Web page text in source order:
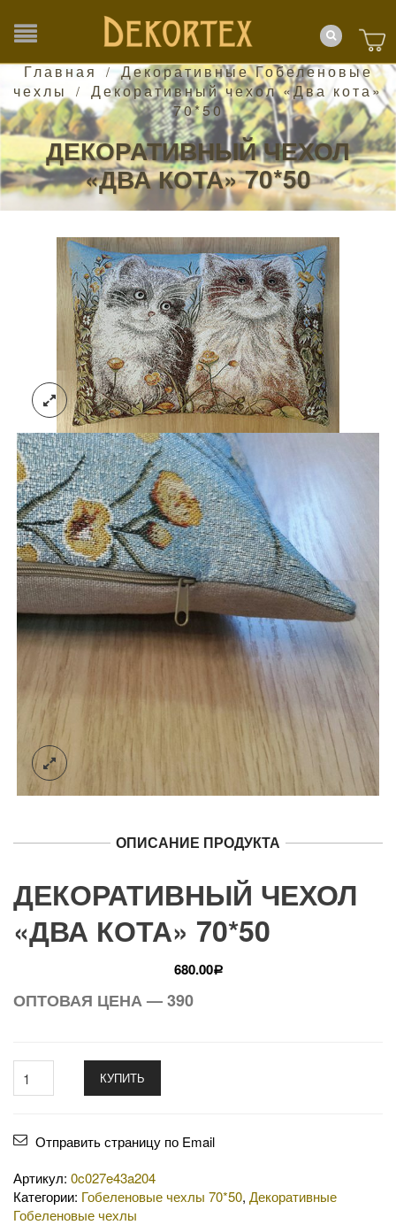
Главная /
Декоративные Гобеленовые
чехлы
/
Декоративный чехол «Два кота»
70*50
ДЕКОРАТИВНЫЙ ЧЕХОЛ
«ДВА КОТА» 70*50
ОПИСАНИЕ ПРОДУКТА
ДЕКОРАТИВНЫЙ ЧЕХОЛ
«ДВА КОТА» 70*50
680.00Р
ОПТОВАЯ ЦЕНА — 390
КУПИТЬ
Отправить страницу по Email
Артикул: 0c027e43a204
Категории: Гобеленовые чехлы 70*50, Декоративные
Гобеленовые чехлы